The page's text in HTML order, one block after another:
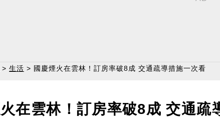
> 生活 > 國慶煙火在雲林！訂房率破8成 交通疏導措施一次看
在雲林！訂房率破8成 交通疏